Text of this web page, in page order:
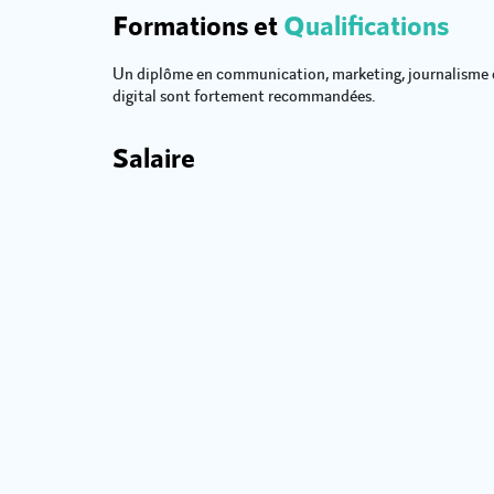
Formations et Qualifications
Un diplôme en communication, marketing, journalisme
digital sont fortement recommandées.
Salaire